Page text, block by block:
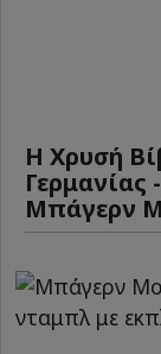
Η Χρυσή
Γερμανίας
Μπάγερν